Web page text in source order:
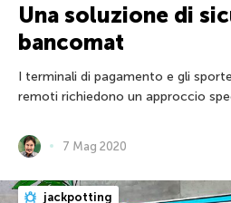
Una soluzione di
bancomat
I terminali di pagamento e gli
remoti richiedono un approccio
7 Mag 2020
jackpotting